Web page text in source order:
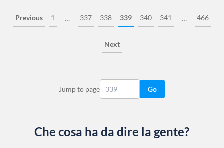
Previous 1 … 337 338 339 340 341 … 466
Next
Jump to page Go
Che cosa ha da dire la gente?